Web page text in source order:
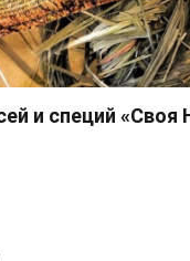
и специй «Своя